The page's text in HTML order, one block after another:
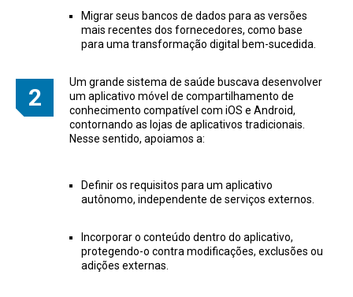
Migrar seus bancos de dados para as versões
mais recentes dos fornecedores, como base
para uma transformação digital bem-sucedida.
Um grande sistema de saúde buscava desenvolver
um aplicativo móvel de compartilhamento de
conhecimento compatível com iOS e Android,
contornando as lojas de aplicativos tradicionais.
Nesse sentido, apoiamos a:
Definir os requisitos para um aplicativo
autônomo, independente de serviços externos.
Incorporar o conteúdo dentro do aplicativo,
protegendo-o contra modificações, exclusões ou
adições externas.